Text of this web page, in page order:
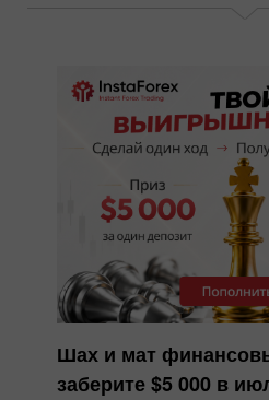
Шах и мат
заберите $5 000 в